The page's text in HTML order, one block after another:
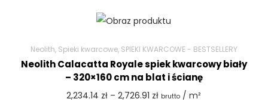
Neolith, Spieki kwarcowe, SPIEKI KWARCOWE - BESTSELLERY
Neolith Calacatta Royale spiek kwarcowy biały
– 320×160 cm na blat i ścianę
2,234.14 zł – 2,726.91 zł brutto / m²